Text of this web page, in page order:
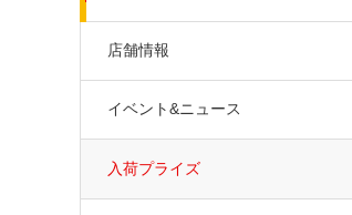
店舗情報
イベント&ニュース
入荷プライズ